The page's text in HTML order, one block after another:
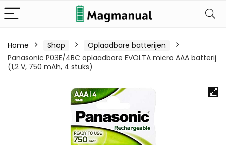
Home Shop
Oplaadbare batterijen
Panasonic P03E/4BC oplaadbare EVOLTA micro AAA batterij
(1,2 V, 750 mAh, 4 stuks)